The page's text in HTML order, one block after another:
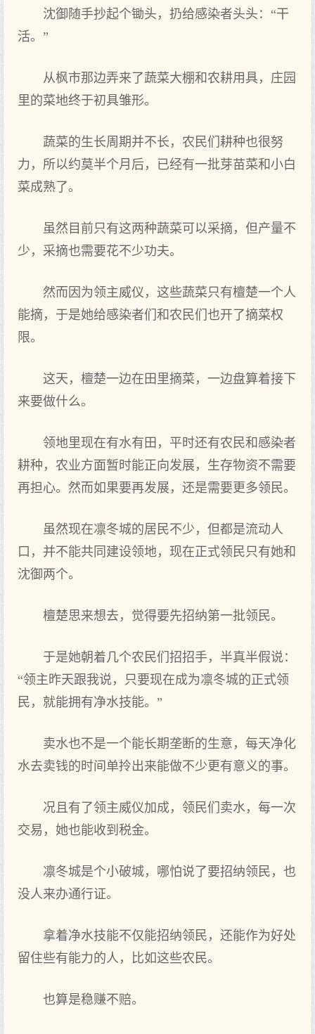
沈御随手抄起个锄头，扔给感染者头头：“干
活。”
从枫市那边弄来了蔬菜大棚和农耕用具，庄园
里的菜地终于初具雏形。
蔬菜的生长周期并不长，农民们耕种也很努
力，所以约莫半个月后，已经有一批芽苗菜和小白
菜成熟了。
虽然目前只有这两种蔬菜可以采摘，但产量不
少，采摘也需要花不少功夫。
然而因为领主威仪，这些蔬菜只有檀楚一个人
能摘，于是她给感染者们和农民们也开了摘菜权
限。
这天，檀楚一边在田里摘菜，一边盘算着接下
来要做什么。
领地里现在有水有田，平时还有农民和感染者
耕种，农业方面暂时能正向发展，生存物资不需要
再担心。然而如果要再发展，还是需要更多领民。
虽然现在凛冬城的居民不少，但都是流动人
口，并不能共同建设领地，现在正式领民只有她和
沈御两个。
檀楚思来想去，觉得要先招纳第一批领民。
于是她朝着几个农民们招招手，半真半假说：
“领主昨天跟我说，只要现在成为凛冬城的正式领
民，就能拥有净水技能。”
卖水也不是一个能长期垄断的生意，每天净化
水去卖钱的时间单拎出来能做不少更有意义的事。
况且有了领主威仪加成，领民们卖水，每一次
交易，她也能收到税金。
凛冬城是个小破城，哪怕说了要招纳领民，也
没人来办通行证。
拿着净水技能不仅能招纳领民，还能作为好处
留住些有能力的人，比如这些农民。
也算是稳赚不赔。